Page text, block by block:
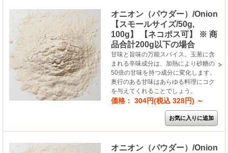
オニオン（パウダー）/Onion
【スモールサイズ/50g,
100g】 【ネコポス可】 ※ 商
品合計200g以下の場合
甘味と旨味の万能スパイス。玉葱に含
まれる辛味成分は、加熱により砂糖の
50倍の甘味を持つ成分に変化します。
奥行のある甘味はあらゆる料理にコク
を与えてくれることでしょう。
価格： 304円(税込 328円) ～
オニオン（パウダー）/Onion